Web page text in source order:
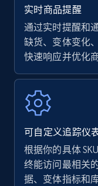
Walmart -
URL, Final price,
Specifications,
more.
5.6K+
实时商品提醒
通过实时提醒和
缺货、变体变化
快速响应并优化
可自定义追踪仪
根据你的具体
终能访问最相关
据、变体指标和